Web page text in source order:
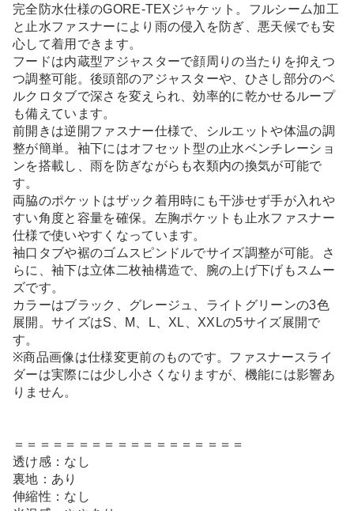
完全防水仕様のGORE-TEXジャケット。フルシーム加工
と止水ファスナーにより雨の侵入を防ぎ、悪天候でも安
心して着用できます。
フードは内蔵型アジャスターで顔周りの当たりを抑えつ
つ調整可能。後頭部のアジャスターや、ひさし部分のベ
ルクロタブで深さを変えられ、効率的に乾かせるループ
も備えています。
前開きは逆開ファスナー仕様で、シルエットや体温の調
整が簡単。袖下にはオフセット型の止水ベンチレーショ
ンを搭載し、雨を防ぎながらも衣類内の換気が可能で
す。
両脇のポケットはザック着用時にも干渉せず手が入れや
すい角度と容量を確保。左胸ポケットも止水ファスナー
仕様で使いやすくなっています。
袖口タブや裾のゴムスピンドルでサイズ調整が可能。さ
らに、袖下は立体二枚袖構造で、腕の上げ下げもスムー
ズです。
カラーはブラック、グレージュ、ライトグリーンの3色
展開。サイズはS、M、L、XL、XXLの5サイズ展開で
す。
※商品画像は仕様変更前のものです。ファスナースライ
ダーは実際には少し小さくなりますが、機能には影響あ
りません。
＝＝＝＝＝＝＝＝＝＝＝＝＝＝＝＝＝＝
透け感：なし
裏地：あり
伸縮性：なし